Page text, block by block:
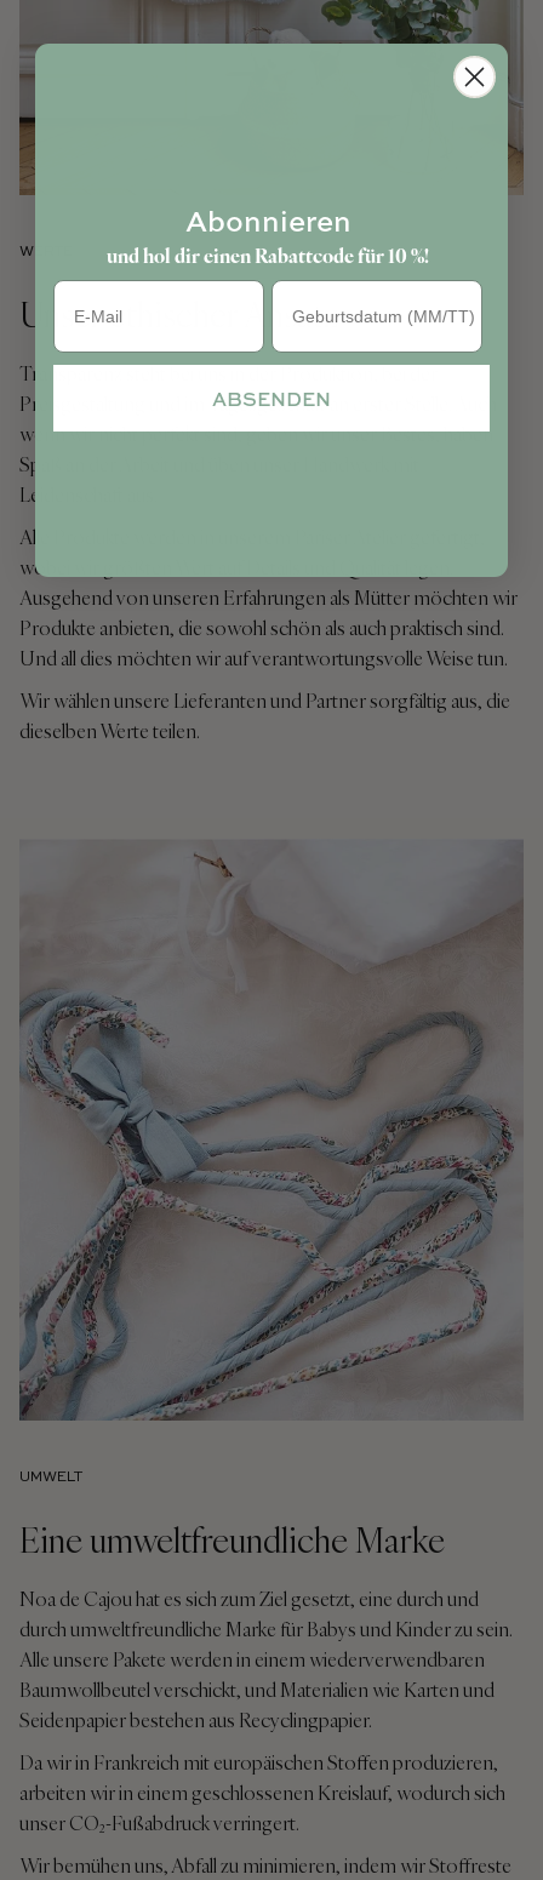
WERTE
Unser ethischer Ansatz
Transparenz steht bei uns in der Produktion, bei der
Preisgestaltung und im Tagesgeschäft an erster Stelle. Auch
wenn wir nicht perfekt sind, geben wir unser Bestes, haben
Spaß an der Arbeit und üben unser Handwerk mit
Leidenschaft aus.
Alle Produkte werden in unserem Pariser Atelier gefertigt,
wobei wir größten Wert auf Details und Qualität legen.
Ausgehend von unseren Erfahrungen als Mütter möchten wir
Produkte anbieten, die sowohl schön als auch praktisch sind.
Und all dies möchten wir auf verantwortungsvolle Weise tun.
Wir wählen unsere Lieferanten und Partner sorgfältig aus, die
dieselben Werte teilen.
UMWELT
Eine umweltfreundliche Marke
Noa de Cajou hat es sich zum Ziel gesetzt, eine durch und
durch umweltfreundliche Marke für Babys und Kinder zu sein.
Alle unsere Pakete werden in einem wiederverwendbaren
Baumwollbeutel verschickt, und Materialien wie Karten und
Seidenpapier bestehen aus Recyclingpapier.
Da wir in Frankreich mit europäischen Stoffen produzieren,
arbeiten wir in einem geschlossenen Kreislauf, wodurch sich
unser CO₂-Fußabdruck verringert.
Wir bemühen uns, Abfall zu minimieren, indem wir Stoffreste
Abonnieren
und hol dir einen Rabattcode für 10 %!
Geburtstag
ABSENDEN